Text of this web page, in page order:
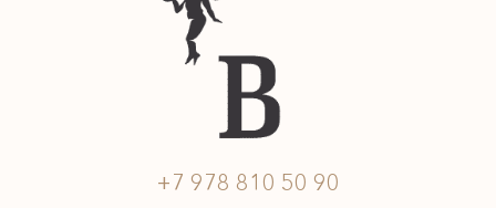
+7 978 810 50 90